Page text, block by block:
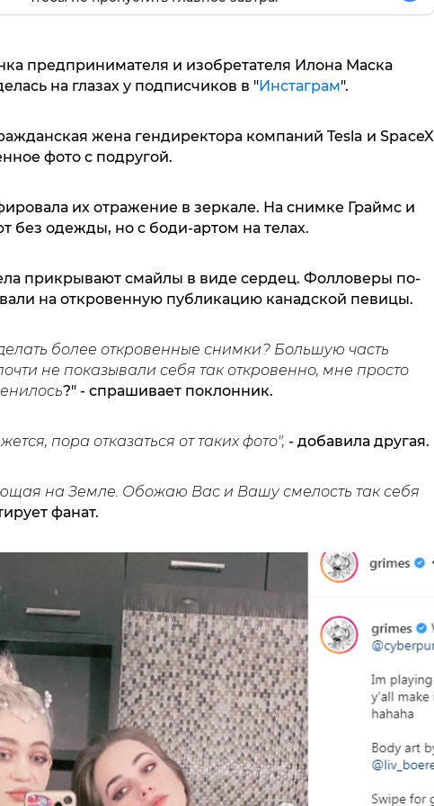
предпринимателя и изобретателя Илона Маска
на глазах у подписчиков в "Инстаграм".
жена гендиректора компаний Tesla и SpaceX
фото с подругой.
их отражение в зеркале. На снимке Граймс и
без одежды, но с боди-артом на телах.
прикрывают смайлы в виде сердец. Фолловеры по-
на откровенную публикацию канадской певицы.
более откровенные снимки? Большую часть
не показывали себя так откровенно, мне просто
?" - спрашивает поклонник.
пора отказаться от таких фото", - добавила другая.
на Земле. Обожаю Вас и Вашу смелость так себя
фанат.